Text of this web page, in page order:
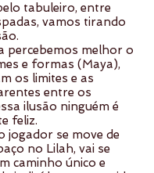
tabuleiro, entre
vamos tirando
percebemos melhor o
e formas (Maya),
os limites e as
entre os
ilusão ninguém é
feliz.
jogador se move de
no Lilah, vai se
caminho único e